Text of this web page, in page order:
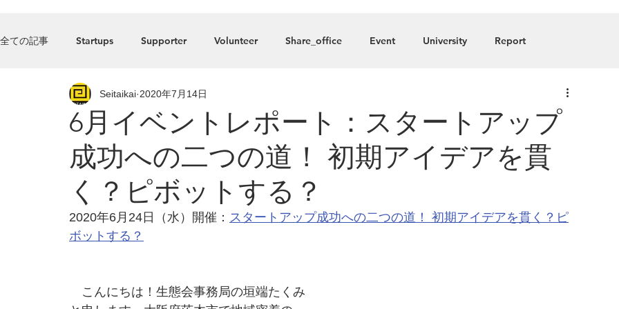
全ての記事 Startups Supporter Volunteer Share_office Event University Report
Press_Release food Accelerator
6月イベントレポート：スタートアップ
成功への二つの道！ 初期アイデアを貫
く？ピボットする？
Seitaikai 2020年7月14日
2020年6月24日（水）開催： スタートアップ成功への二つの道！ 初期アイデアを貫く？ピ
ボットする？
こんにちは！生態会事務局の垣端たくみ